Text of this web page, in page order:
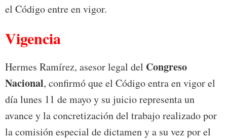
el Código entre en vigor.
Vigencia
Hermes Ramírez, asesor legal del Congreso
Nacional, confirmó que el Código entra en vigor el
día lunes 11 de mayo y su juicio representa un
avance y la concretización del trabajo realizado por
la comisión especial de dictamen y a su vez por el